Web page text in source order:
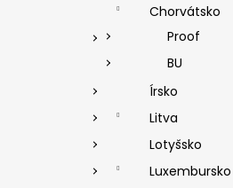
Chorvátsko
Proof
BU
Írsko
Litva
Lotyšsko
Luxembursko